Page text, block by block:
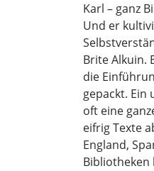
Karl – ganz
Und er
Brite Alkuin.
die
gepackt. Ein
oft eine
eifrig Texte
England,
Bibliotheken